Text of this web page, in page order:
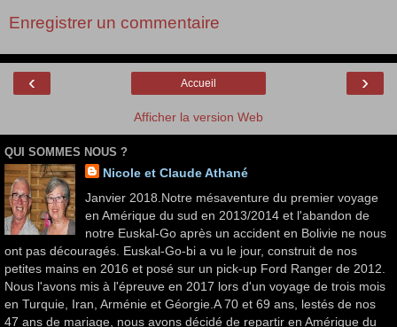
Enregistrer un commentaire
‹ ›
Accueil
Afficher la version Web
QUI SOMMES NOUS ?
Nicole et Claude Athané
Janvier 2018.Notre mésaventure du premier voyage
en Amérique du sud en 2013/2014 et l'abandon de
notre Euskal-Go après un accident en Bolivie ne nous
ont pas découragés. Euskal-Go-bi a vu le jour, construit de nos
petites mains en 2016 et posé sur un pick-up Ford Ranger de 2012.
Nous l'avons mis à l'épreuve en 2017 lors d'un voyage de trois mois
en Turquie, Iran, Arménie et Géorgie.A 70 et 69 ans, lestés de nos
47 ans de mariage, nous avons décidé de repartir en Amérique du